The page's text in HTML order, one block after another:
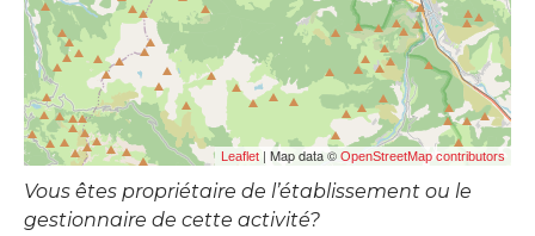
Leaflet | Map data © OpenStreetMap contributors
Vous êtes propriétaire de l’établissement ou le
gestionnaire de cette activité?